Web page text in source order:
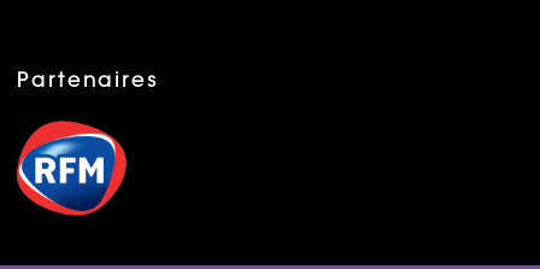
Partenaires